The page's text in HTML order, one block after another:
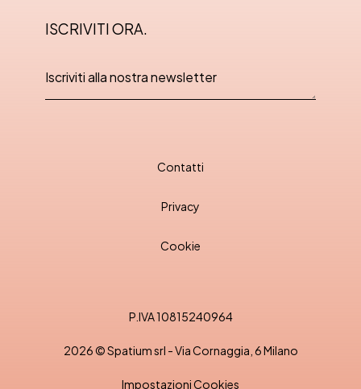
ISCRIVITI ORA.
Contatti
Privacy
Cookie
P.IVA 10815240964
2026 © Spatium srl - Via Cornaggia, 6 Milano
Impostazioni Cookies